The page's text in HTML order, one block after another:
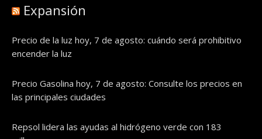
Expansión
Precio de la luz hoy, 7 de agosto: cuándo será prohibitivo
encender la luz
Precio Gasolina hoy, 7 de agosto: Consulte los precios en
las principales ciudades
Repsol lidera las ayudas al hidrógeno verde con 183